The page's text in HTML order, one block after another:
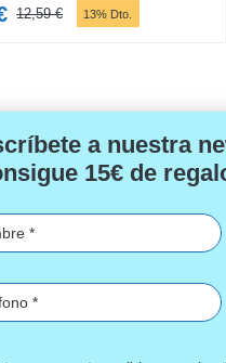
12,59€El
El 13% Dto.
a nuestra
15€ de